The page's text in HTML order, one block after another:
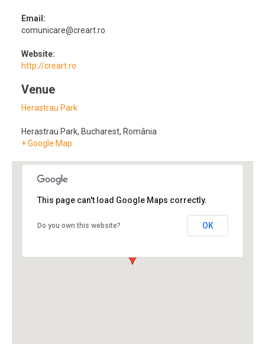
Email:
comunicare@creart.ro
Website:
http://creart.ro
Venue
Herastrau Park
Herastrau Park, Bucharest, România
+ Google Map
This page can't load Google Maps correctly.
Do you own this website? OK